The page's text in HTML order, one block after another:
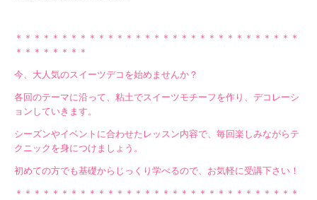
＊＊＊＊＊＊＊＊＊＊＊＊＊＊＊＊＊＊＊＊＊＊＊＊＊＊＊＊＊＊＊
＊＊＊＊＊＊＊＊
今、大人気のスイーツデコを始めませんか？
各回のテーマに沿って、粘土でスイーツモチーフを作り、デコレーシ
ョンしていきます。
シーズンやイベントに合わせたレッスン内容で、毎回楽しみながらテ
クニックを身につけましょう。
初めての方でも基礎からじっくり学べるので、お気軽に受講下さい！
＊＊＊＊＊＊＊＊＊＊＊＊＊＊＊＊＊＊＊＊＊＊＊＊＊＊＊＊＊＊＊